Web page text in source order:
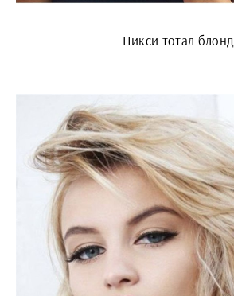
Пикси тотал блонд